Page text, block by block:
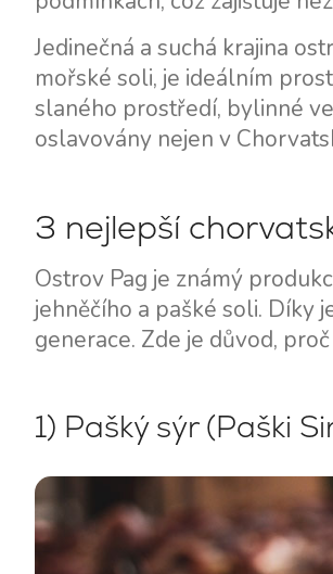
Jedinečná a suchá krajina
mořské soli, je ideálním
slaného prostředí, bylinné
oslavovány nejen v
3 nejlepší
Ostrov Pag je známý
jehněčího a pašké soli. Díky
generace. Zde je důvod,
1) Pašký sýr (Paški